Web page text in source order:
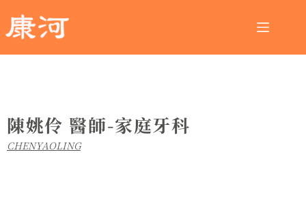
陳姚伶 醫師-家庭牙科
CHENYAOLING